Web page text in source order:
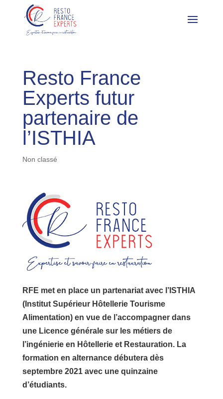
Resto France
Experts futur
partenaire de
l’ISTHIA
Non classé
RFE met en place un partenariat avec l’ISTHIA
(Institut Supérieur Hôtellerie Tourisme
Alimentation) en vue de l’accompagner dans
une Licence générale sur les métiers de
l’ingénierie en Hôtellerie et Restauration. La
formation en alternance débutera dès
septembre 2021 avec une quinzaine
d’étudiants.